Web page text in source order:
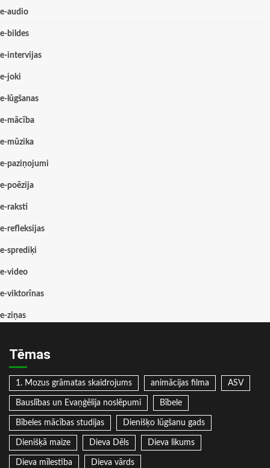
e-audio
e-bildes
e-intervijas
e-joki
e-lūgšanas
e-mācība
e-mūzika
e-paziņojumi
e-poēzija
e-raksti
e-refleksijas
e-sprediķi
e-video
e-viktorīnas
e-ziņas
Tēmas
1. Mozus grāmatas skaidrojums animācijas filma ASV
Bauslības un Evaņģēlija noslēpumi Bībele
Bībeles mācības studijas Dienišķo lūgšanu gads
Dienišķā maize Dieva Dēls Dieva likums
Dieva mīlestība Dieva vārds